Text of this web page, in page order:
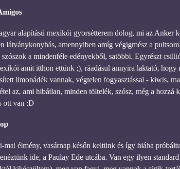
alapítású mexikói gyorsétterem dolog, mi az Anker
látványkonyhás, amennyiben amíg végigmész a
szószok a mindenféle edényekből, satöbbi. Egyrészt
amit itthon ettünk ;), ráadásul annyira laktató,
limonádék vannak, végtelen fogyasztással - kiwis,
az, ami hibátlan, minden töltelék, szósz, még a
ott van :D
mai élmény, vasárnap későn keltünk és így hiába
ide, a Paulay Ede utcába. Van egy ilyen